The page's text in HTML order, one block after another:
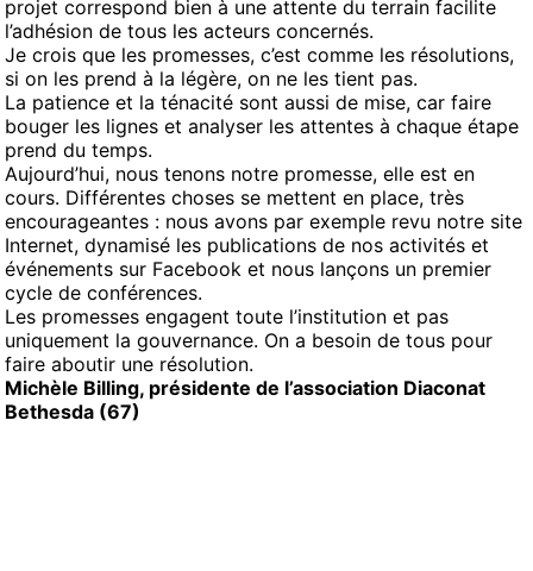
projet correspond bien à une attente du terrain facilite
l’adhésion de tous les acteurs concernés.
Je crois que les promesses, c’est comme les résolutions,
si on les prend à la légère, on ne les tient pas.
La patience et la ténacité sont aussi de mise, car faire
bouger les lignes et analyser les attentes à chaque étape
prend du temps.
Aujourd’hui, nous tenons notre promesse, elle est en
cours. Différentes choses se mettent en place, très
encourageantes : nous avons par exemple revu notre site
Internet, dynamisé les publications de nos activités et
événements sur Facebook et nous lançons un premier
cycle de conférences.
Les promesses engagent toute l’institution et pas
uniquement la gouvernance. On a besoin de tous pour
faire aboutir une résolution.
Michèle Billing, présidente de l’association Diaconat
Bethesda (67)